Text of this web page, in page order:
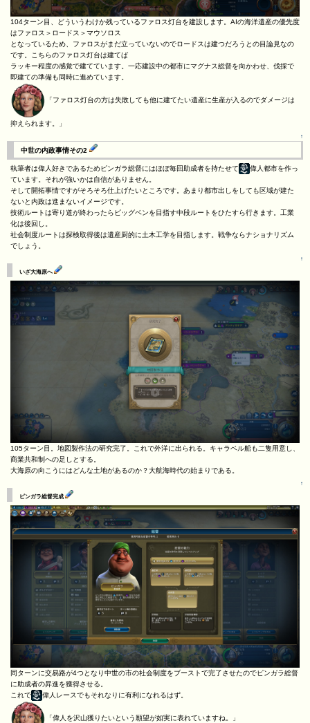
104ターン目、どういうわけか残っているファロス灯台を建設します。AIの海洋遺産の優先度
はファロス＞ロードス＞マウソロス
となっているため、ファロスがまだ立っていないのでロードスは建つだろうとの目論見なの
です。こちらのファロス灯台は建てば
ラッキー程度の感覚で建てています。一応建設中の都市にマグナス総督を向かわせ、伐採で
即建ての準備も同時に進めています。
「ファロス灯台の方は失敗しても他に建てたい遺産に生産が入るのでダメージは
抑えられます。」
↑
中世の内政事情その2
執筆者は偉人好きであるためピンガラ総督にはほぼ毎回助成者を持たせて
偉人都市を作っ
ています。それが強いかは自信がありません。
そして開拓事情ですがそろそろ仕上げたいところです。あまり都市出しをしても区域が建た
ないと内政は進まないイメージです。
技術ルートは寄り道が終わったらビッグベンを目指す中段ルートをひたすら行きます。工業
化は後回し。
社会制度ルートは探検取得後は遺産厨的に土木工学を目指します。戦争ならナショナリズム
でしょう。
↑
いざ大海原へ
105ターン目。地図製作法の研究完了。これで外洋に出られる。キャラベル船も二隻用意し、
商業共和制への足しとする。
大海原の向こうにはどんな土地があるのか？大航海時代の始まりである。
↑
ピンガラ総督完成
同ターンに交易路が4つとなり中世の市の社会制度をブーストで完了させたのでピンガラ総督
に助成者の昇進を獲得させる。
これで
偉人レースでもそれなりに有利になれるはず。
「偉人を沢山獲りたいという願望が如実に表れていますね。」